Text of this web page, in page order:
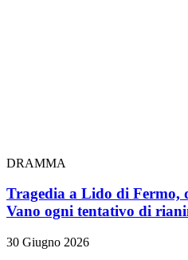
DRAMMA
Tragedia a Lido di Fermo,
Vano ogni tentativo di
30 Giugno 2026